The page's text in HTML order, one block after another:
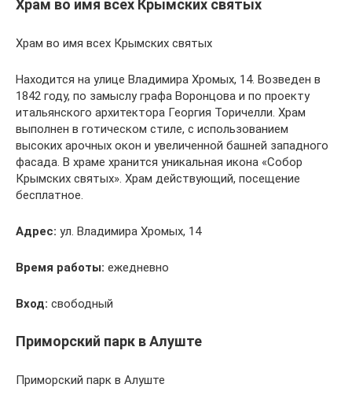
Храм во имя всех Крымских святых
Храм во имя всех Крымских святых
Находится на улице Владимира Хромых, 14. Возведен в
1842 году, по замыслу графа Воронцова и по проекту
итальянского архитектора Георгия Торичелли. Храм
выполнен в готическом стиле, с использованием
высоких арочных окон и увеличенной башней западного
фасада. В храме хранится уникальная икона «Собор
Крымских святых». Храм действующий, посещение
бесплатное.
Адрес: ул. Владимира Хромых, 14
Время работы: ежедневно
Вход: свободный
Приморский парк в Алуште
Приморский парк в Алуште